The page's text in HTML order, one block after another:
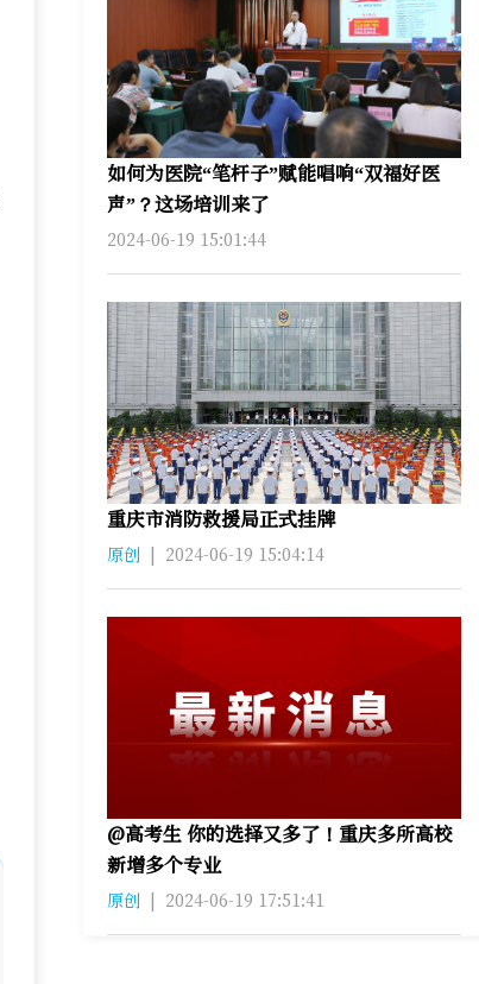
如何为医院“笔杆子”赋能唱响“双福好医
声”？这场培训来了
2024-06-19 15:01:44
重庆市消防救援局正式挂牌
原创 | 2024-06-19 15:04:14
@高考生 你的选择又多了！重庆多所高校
新增多个专业
原创 | 2024-06-19 17:51:41